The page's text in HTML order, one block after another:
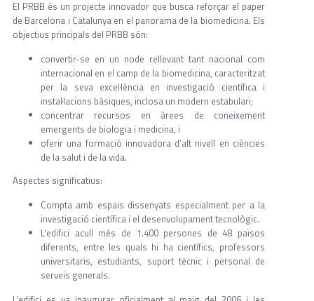
El PRBB és un projecte innovador que busca reforçar el paper
de Barcelona i Catalunya en el panorama de la biomedicina. Els
objectius principals del PRBB són:
convertir-se en un node rellevant tant nacional com
internacional en el camp de la biomedicina, caracteritzat
per la seva excel·lència en investigació científica i
instal·lacions bàsiques, inclosa un modern estabulari;
concentrar recursos en àrees de coneixement
emergents de biologia i medicina, i
oferir una formació innovadora d’alt nivell en ciències
de la salut i de la vida.
Aspectes significatius:
Compta amb espais dissenyats especialment per a la
investigació científica i el desenvolupament tecnològic.
L'edifici acull més de 1.400 persones de 48 països
diferents, entre les quals hi ha científics, professors
universitaris, estudiants, suport tècnic i personal de
serveis generals.